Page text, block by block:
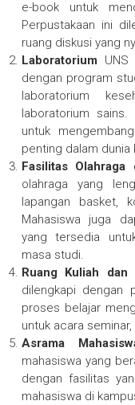
e-book untuk
Perpustakaan ini
ruang diskusi yang
Laboratorium UNS
dengan program
laboratorium
laboratorium sains.
untuk
penting dalam dunia
Fasilitas Olahraga
olahraga yang
lapangan basket,
Mahasiswa juga
yang tersedia
masa studi.
Ruang Kuliah dan
dilengkapi dengan
proses belajar
untuk acara
Asrama
mahasiswa yang
dengan fasilitas
mahasiswa di